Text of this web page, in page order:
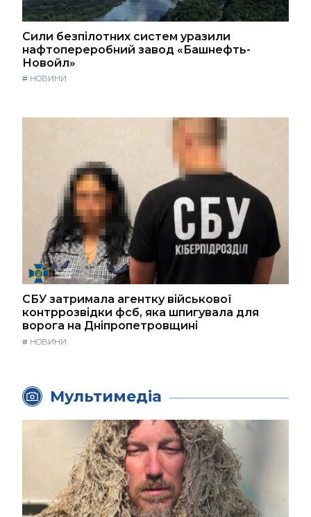
Сили безпілотних систем уразили
нафтопереробний завод «Башнефть-
Новойл»
# НОВИНИ
СБУ затримала агентку військової
контррозвідки фсб, яка шпигувала для
ворога на Дніпропетровщині
# НОВИНИ
Мультимедіа